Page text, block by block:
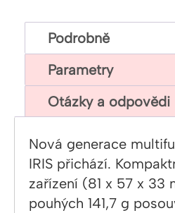
Podrobně
Parametry
Otázky a odpovědi
Nová generace
IRIS přichází.
zařízení (81 x 57 x 33
pouhých 141,7 g